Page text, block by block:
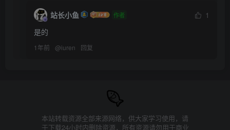
站长小鱼 作者
1
是的
1年前 @iuren 回复
本站转载资源全部来源网络，供大家学习使用，请
于下载24小时内删除资源，所有资源请勿用于商业